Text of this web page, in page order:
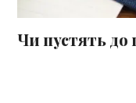
Чи пустять до